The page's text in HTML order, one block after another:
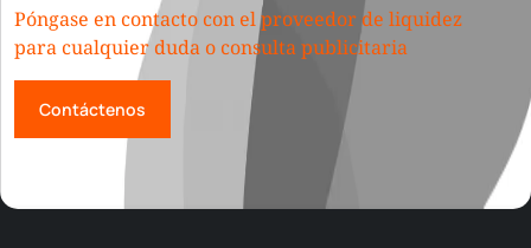
Póngase en contacto con el proveedor de liquidez
para cualquier duda o consulta publicitaria
Contáctenos